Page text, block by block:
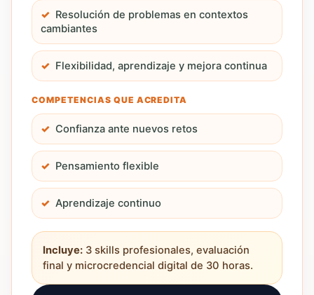
Resolución de problemas en contextos
cambiantes
Flexibilidad, aprendizaje y mejora continua
COMPETENCIAS QUE ACREDITA
Confianza ante nuevos retos
Pensamiento flexible
Aprendizaje continuo
Incluye: 3 skills profesionales, evaluación
final y microcredencial digital de 30 horas.